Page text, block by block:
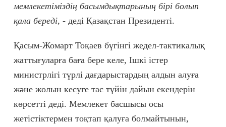
мемлекетіміздің басымдықтарының бірі болып
қала береді, - деді Қазақстан Президенті.
Қасым-Жомарт Тоқаев бүгінгі жедел-тактикалық
жаттығуларға баға бере келе, Ішкі істер
министрлігі түрлі дағдарыстардың алдын алуға
және жолын кесуге тас түйін дайын екендерін
көрсетті деді. Мемлекет басшысы осы
жетістіктермен тоқтап қалуға болмайтынын,